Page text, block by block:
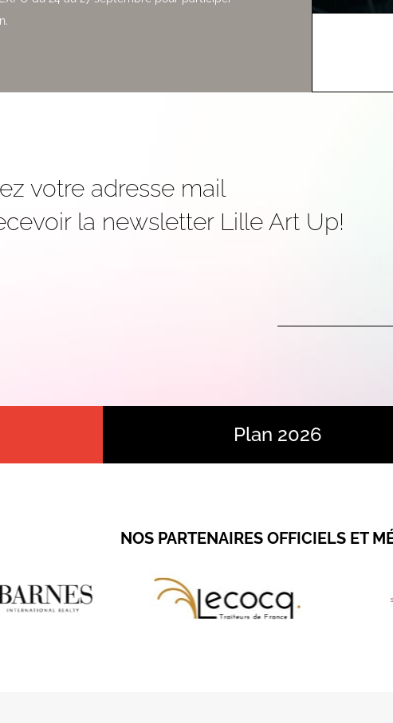
votre adresse mail
la newsletter Lille Art Up!
Plan 2026
NOS PARTENAIRES OFFICIELS ET